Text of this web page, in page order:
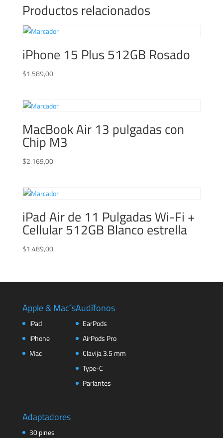
Productos relacionados
iPhone 15 Plus 512GB Rosado
$1.589,00
MacBook Air 13 pulgadas con
Chip M3
$2.169,00
iPad Air de 11 Pulgadas Wi-Fi +
Cellular 512GB Blanco estrella
$1.489,00
Apple & Mac´s
iPad
iPhone
Mac
Audífonos
EarPods
AirPods Pro
Clavija 3.5 mm
Type-C
Parlantes
Adaptadores
30 pines